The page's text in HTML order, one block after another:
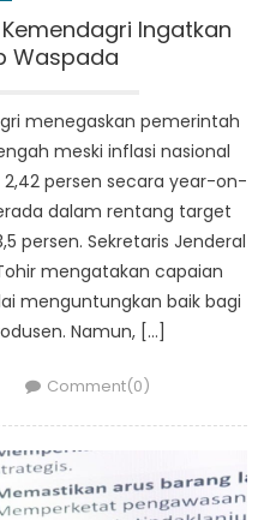
Ingatkan
Waspada
menegaskan pemerintah
meski inflasi nasional
persen secara year-on-
dalam rentang target
persen. Sekretaris Jenderal
mengatakan capaian
menguntungkan baik bagi
Namun, […]
Comment(0)